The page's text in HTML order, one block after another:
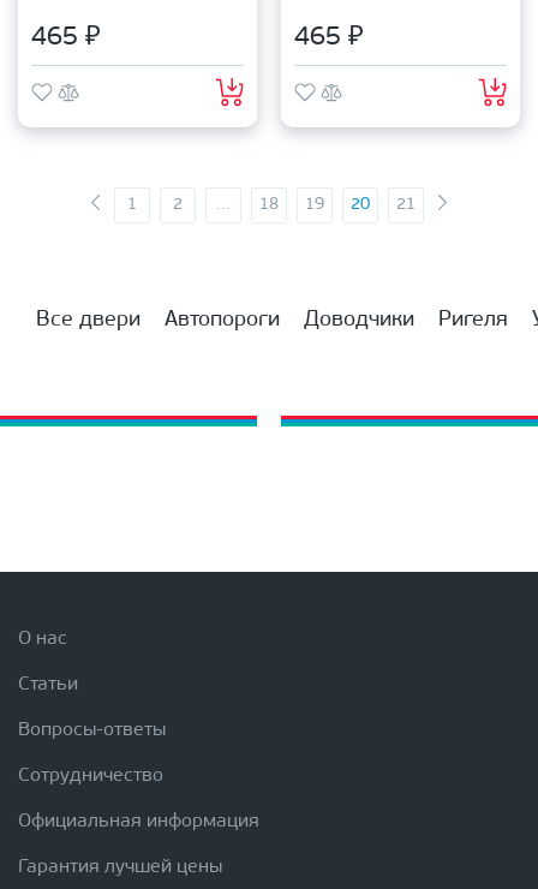
465 ₽ 465 ₽
1 2 ... 18 19 20 21
Все двери Автопороги Доводчики Ригеля
О нас
Статьи
Вопросы-ответы
Сотрудничество
Официальная информация
Гарантия лучшей цены